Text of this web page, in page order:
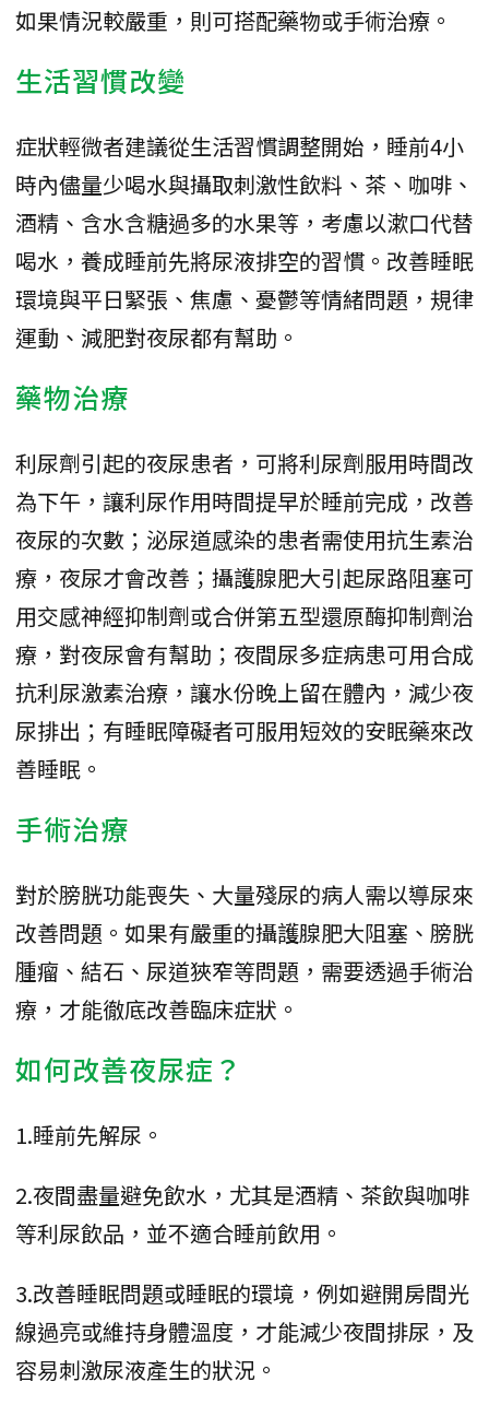
如果情況較嚴重，則可搭配藥物或手術治療。
生活習慣改變
症狀輕微者建議從生活習慣調整開始，睡前4小
時內儘量少喝水與攝取刺激性飲料、茶、咖啡、
酒精、含水含糖過多的水果等，考慮以漱口代替
喝水，養成睡前先將尿液排空的習慣。改善睡眠
環境與平日緊張、焦慮、憂鬱等情緒問題，規律
運動、減肥對夜尿都有幫助。
藥物治療
利尿劑引起的夜尿患者，可將利尿劑服用時間改
為下午，讓利尿作用時間提早於睡前完成，改善
夜尿的次數；泌尿道感染的患者需使用抗生素治
療，夜尿才會改善；攝護腺肥大引起尿路阻塞可
用交感神經抑制劑或合併第五型還原酶抑制劑治
療，對夜尿會有幫助；夜間尿多症病患可用合成
抗利尿激素治療，讓水份晚上留在體內，減少夜
尿排出；有睡眠障礙者可服用短效的安眠藥來改
善睡眠。
手術治療
對於膀胱功能喪失、大量殘尿的病人需以導尿來
改善問題。如果有嚴重的攝護腺肥大阻塞、膀胱
腫瘤、結石、尿道狹窄等問題，需要透過手術治
療，才能徹底改善臨床症狀。
如何改善夜尿症？
1.睡前先解尿。
2.夜間盡量避免飲水，尤其是酒精、茶飲與咖啡
等利尿飲品，並不適合睡前飲用。
3.改善睡眠問題或睡眠的環境，例如避開房間光
線過亮或維持身體溫度，才能減少夜間排尿，及
容易刺激尿液產生的狀況。